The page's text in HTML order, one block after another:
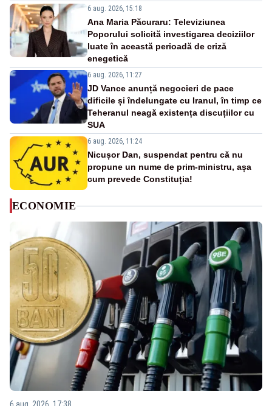
6 aug. 2026, 15:18
Ana Maria Păcuraru: Televiziunea
Poporului solicită investigarea deciziilor
luate în această perioadă de criză
enegetică
6 aug. 2026, 11:27
JD Vance anunță negocieri de pace
dificile și îndelungate cu Iranul, în timp ce
Teheranul neagă existența discuțiilor cu
SUA
6 aug. 2026, 11:24
Nicușor Dan, suspendat pentru că nu
propune un nume de prim-ministru, așa
cum prevede Constituția!
ECONOMIE
6 aug. 2026, 17:38